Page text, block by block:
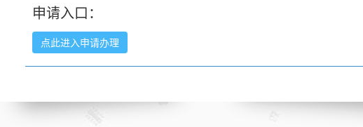
申请入口：
点此进入申请办理